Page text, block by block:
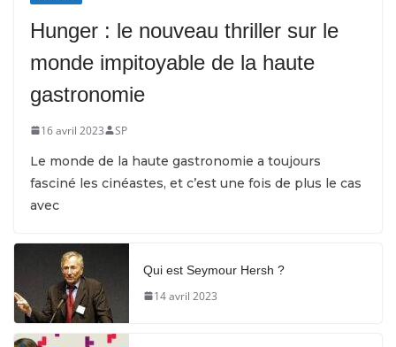
Hunger : le nouveau thriller sur le
monde impitoyable de la haute
gastronomie
16 avril 2023 SP
Le monde de la haute gastronomie a toujours
fasciné les cinéastes, et c’est une fois de plus le cas
avec
Qui est Seymour Hersh ?
14 avril 2023